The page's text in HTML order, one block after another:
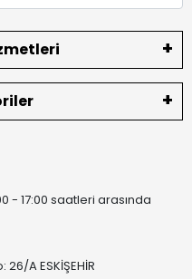
- 17:00 saatleri arasında
A ESKİŞEHİR